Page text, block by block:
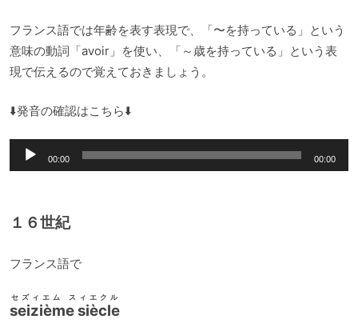
フランス語では年齢を表す表現で、「〜を持っている」という
意味の動詞「avoir」を使い、「～歳を持っている」という表
現で伝えるので覚えておきましょう。
⬇️発音の確認はこちら⬇️
声
レ
ヤ
00:00 00:00
１６世紀
フランス語で
seizième siècle
セズィエム スィエクル